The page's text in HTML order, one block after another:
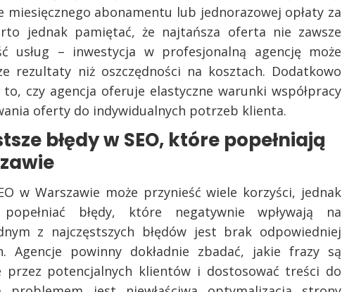
miesięcznego abonamentu lub jednorazowej opłaty za
jednak pamiętać, że najtańsza oferta nie zawsze
usług – inwestycja w profesjonalną agencję może
rezultaty niż oszczędności na kosztach. Dodatkowo
czy agencja oferuje elastyczne warunki współpracy
oferty do indywidualnych potrzeb klienta.
błędy w SEO, które popełniają
w Warszawie może przynieść wiele korzyści, jednak
błędy, które negatywnie wpływają na
z najczęstszych błędów jest brak odpowiedniej
Agencje powinny dokładnie zbadać, jakie frazy są
przez potencjalnych klientów i dostosować treści do